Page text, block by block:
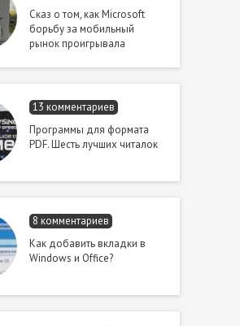
Сказ о том, как Microsoft
борьбу за мобильный
рынок проигрывала
13 комментариев
Программы для формата
PDF. Шесть лучших читалок
8 комментариев
Как добавить вкладки в
Windows и Office?